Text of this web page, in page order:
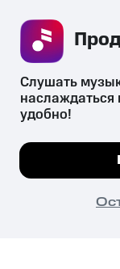
психотропных
их незаконный
© 2026 ООО «КИОН».
Все права
Мы
Слушать
удобно!